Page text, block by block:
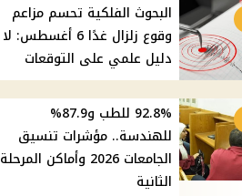
البحوث الفلكية تحسم مزاعم
وقوع زلزال غدًا 6 أغسطس: لا
دليل علمي على التوقعات
92.8% للطب و87.9%
للهندسة.. مؤشرات تنسيق
الجامعات 2026 وأماكن المرحلة
الثانية